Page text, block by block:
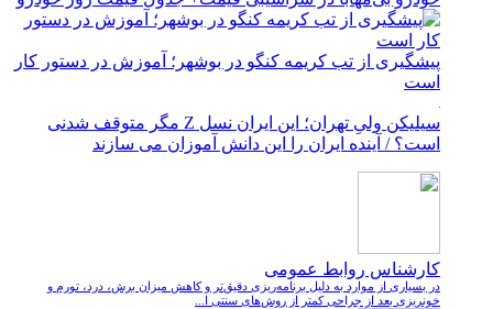
پیشگیری از تب کریمه کنگو در بوشهر؛ آموزش در دستور کار
است
سیلیکن ولیِ تهران؛ این ایران نسل Z مگر متوقف شدنی
است؟ / آینده ایران را این دانش آموزان می سازند
کارشناس روابط عمومی
در بسیاری از موارد به دلیل برنامه‌ریزی دقیق‌تر و کاهش میزان برش، درد، تورم و
خونریزی بعد از جراحی کمتر از روش‌های سنتی ا...